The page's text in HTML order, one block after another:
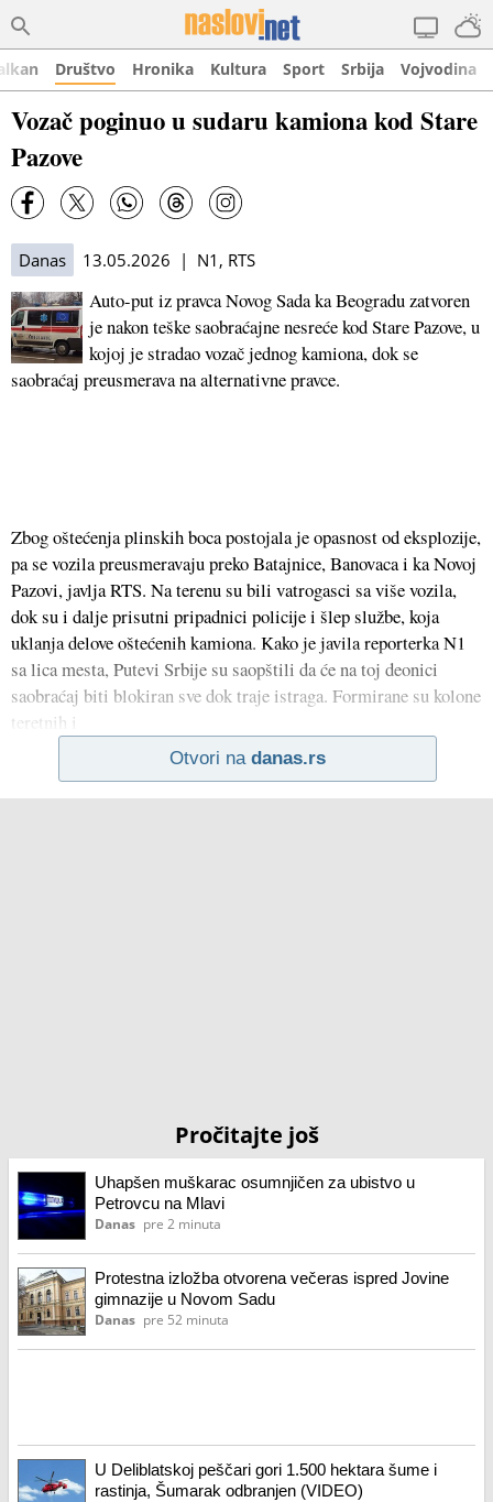
Društvo Hronika Kultura Sport Srbija Vojvodina
Vozač poginuo u sudaru kamiona kod Stare
Pazove
Danas 13.05.2026 | N1, RTS
Auto-put iz pravca Novog Sada ka Beogradu zatvoren
je nakon teške saobraćajne nesreće kod Stare Pazove, u
kojoj je stradao vozač jednog kamiona, dok se
saobraćaj preusmerava na alternativne pravce.
Zbog oštećenja plinskih boca postojala je opasnost od eksplozije,
pa se vozila preusmeravaju preko Batajnice, Banovaca i ka Novoj
Pazovi, javlja RTS. Na terenu su bili vatrogasci sa više vozila,
dok su i dalje prisutni pripadnici policije i šlep službe, koja
uklanja delove oštećenih kamiona. Kako je javila reporterka N1
sa lica mesta, Putevi Srbije su saopštili da će na toj deonici
saobraćaj biti blokiran sve dok traje istraga. Formirane su kolone
teretnih i
Otvori na danas.rs
Pročitajte još
Uhapšen muškarac osumnjičen za ubistvo u
Petrovcu na Mlavi
Danas pre 2 minuta
Protestna izložba otvorena večeras ispred Jovine
gimnazije u Novom Sadu
Danas pre 52 minuta
U Deliblatskoj peščari gori 1.500 hektara šume i
rastinja, Šumarak odbranjen (VIDEO)